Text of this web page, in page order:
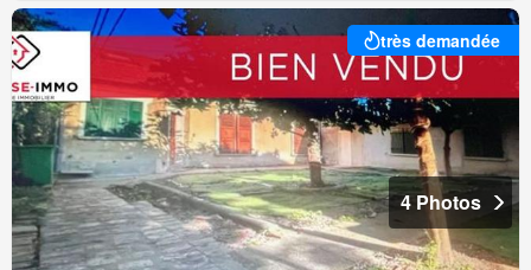
très demandée
4 Photos